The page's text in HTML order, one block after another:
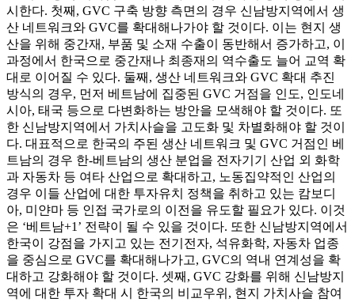
시한다. 첫째, GVC 구축 방향 측면의 경우 신남방지역에서 생
산 네트워크와 GVC를 확대해나가야 할 것이다. 이는 현지 생
산을 위해 중간재, 부품 및 소재 수출이 동반해서 증가하고, 이
과정에서 한국으로 중간재나 최종재의 역수출도 늘어 교역 확
대로 이어질 수 있다. 둘째, 생산 네트워크와 GVC 확대 추진
방식의 경우, 먼저 베트남에 집중된 GVC 거점을 인도, 인도네
시아, 태국 등으로 다변화하는 방안을 모색해야 할 것이다. 또
한 신남방지역에서 가치사슬을 고도화 및 차별화해야 할 것이
다. 대표적으로 한국의 주된 생산 네트워크 및 GVC 거점인 베
트남의 경우 한-베트남의 생산 분업을 전자기기 산업 외 화학
과 자동차 등 여타 산업으로 확대하고, 노동집약적인 산업의
경우 이들 산업에 대한 투자유치 정책을 취하고 있는 캄보디
아, 미얀마 등 인접 국가로의 이전을 유도할 필요가 있다. 이것
은 ‘베트남+1’ 전략이 될 수 있을 것이다. 또한 신남방지역에서
한국이 강점을 가지고 있는 전기전자, 석유화학, 자동차 업종
을 중심으로 GVC를 확대해나가고, GVC의 역내 연계성을 확
대하고 강화해야 할 것이다. 셋째, GVC 강화를 위해 신남방지
역에 대한 투자 확대 시 한국의 비교우위, 현지 가치사슬 참여